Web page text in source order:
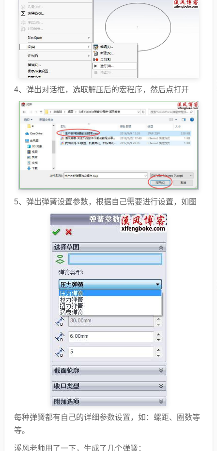
4、弹出对话框，选取解压后的宏程序，然后点打开
5、弹出弹簧设置参数，根据自己需要进行设置，如图
每种弹簧都有自己的详细参数设置，如：螺距、圈数等
等。
溪风老师用了一下，生成了几个弹簧：